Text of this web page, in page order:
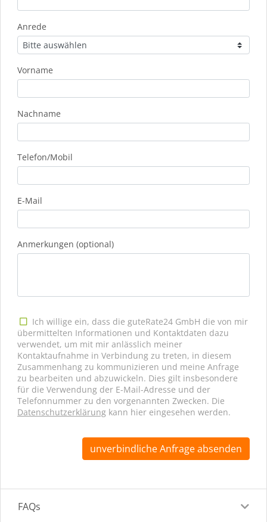
Anrede
Vorname
Nachname
Telefon/Mobil
E-Mail
Anmerkungen (optional)
Ich willige ein, dass die guteRate24 GmbH die von mir
übermittelten Informationen und Kontaktdaten dazu
verwendet, um mit mir anlässlich meiner
Kontaktaufnahme in Verbindung zu treten, in diesem
Zusammenhang zu kommunizieren und meine Anfrage
zu bearbeiten und abzuwickeln. Dies gilt insbesondere
für die Verwendung der E-Mail-Adresse und der
Telefonnummer zu den vorgenannten Zwecken. Die
Datenschutzerklärung kann hier eingesehen werden.
unverbindliche Anfrage absenden
FAQs